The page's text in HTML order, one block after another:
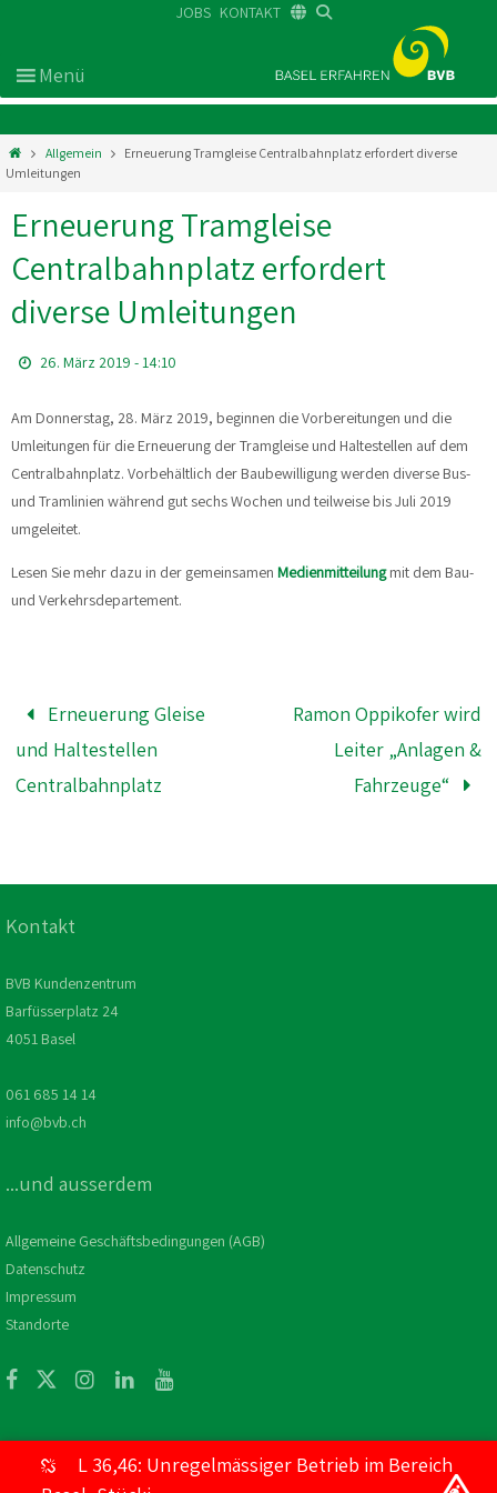
JOBS KONTAKT
Allgemein
Erneuerung Tramgleise Centralbahnplatz erfordert diverse
Umleitungen
Erneuerung Tramgleise
Centralbahnplatz erfordert
diverse Umleitungen
26. März 2019 - 14:10
Am Donnerstag, 28. März 2019, beginnen die Vorbereitungen und die
Umleitungen für die Erneuerung der Tramgleise und Haltestellen auf dem
Centralbahnplatz. Vorbehältlich der Baubewilligung werden diverse Bus-
und Tramlinien während gut sechs Wochen und teilweise bis Juli 2019
umgeleitet.
Lesen Sie mehr dazu in der gemeinsamen Medienmitteilungmit dem Bau-
und Verkehrsdepartement.
Erneuerung Gleise
und Haltestellen
Centralbahnplatz
Ramon Oppikofer wird
Leiter „Anlagen &
Fahrzeuge“
Kontakt
BVB Kundenzentrum
Barfüsserplatz 24
4051 Basel
061 685 14 14
info@bvb.ch
...und ausserdem
Allgemeine Geschäftsbedingungen (AGB)
Datenschutz
Impressum
Standorte
L 36,46: Unregelmässiger Betrieb im Bereich